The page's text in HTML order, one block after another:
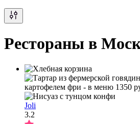
Рестораны в
Joli
3.2